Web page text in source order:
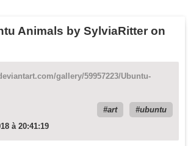
Animals by SylviaRitter on
gallery/59957223/Ubuntu-
art
ubuntu
à 20:41:19